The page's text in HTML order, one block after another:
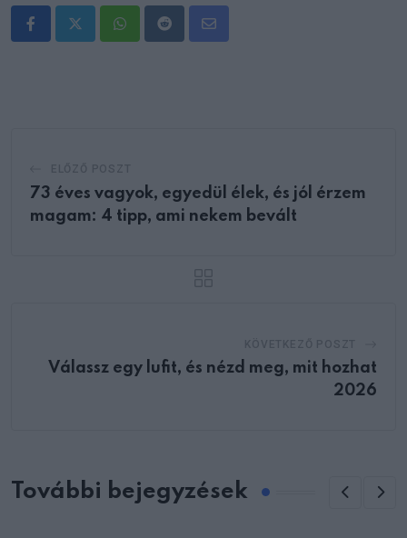
WhatsappRedditShare
73 éves vagyok, egyedül élek, és jól érzem
magam: 4 tipp, ami nekem bevált
Válassz egy lufit, és nézd meg, mit hozhat
2026
További bejegyzések